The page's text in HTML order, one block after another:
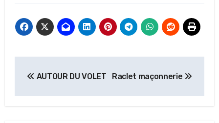
AUTOUR DU VOLET Raclet maçonnerie